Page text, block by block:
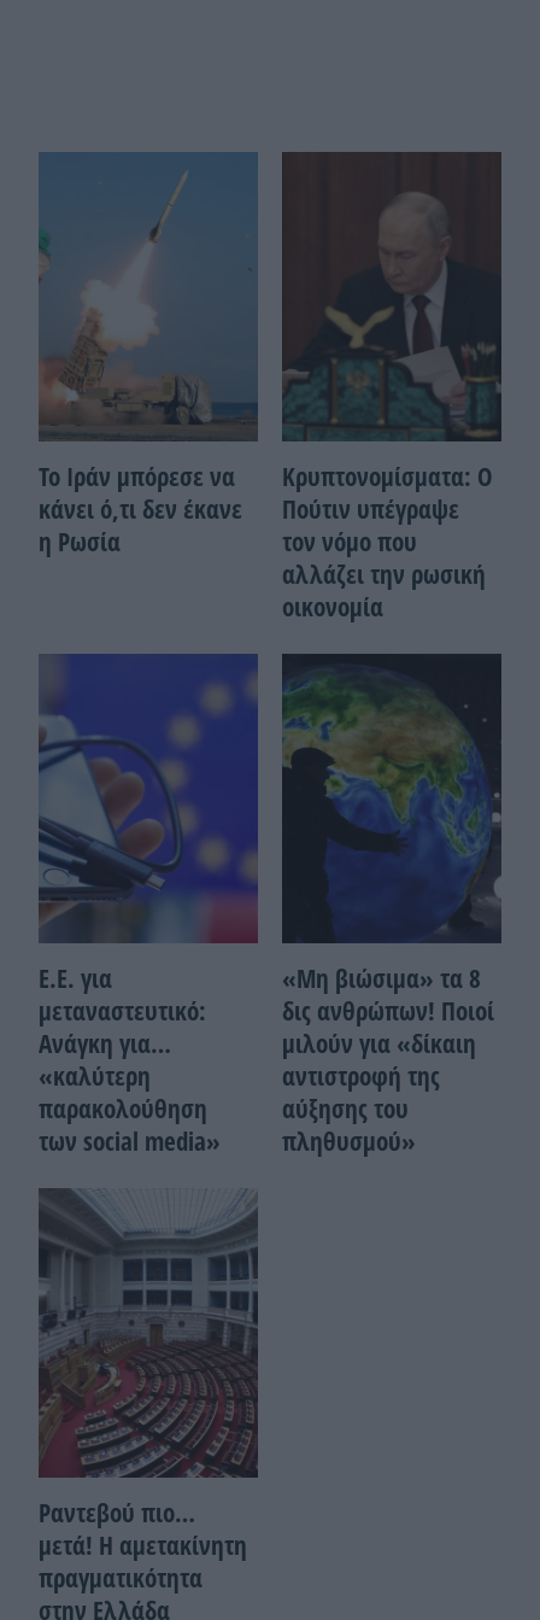
Το Ιράν μπόρεσε να
κάνει ό,τι δεν έκανε
η Ρωσία
Κρυπτονομίσματα: Ο
Πούτιν υπέγραψε
τον νόμο που
αλλάζει την ρωσική
οικονομία
Ε.Ε. για
μεταναστευτικό:
Ανάγκη για…
«καλύτερη
παρακολούθηση
των social media»
«Μη βιώσιμα» τα 8
δις ανθρώπων! Ποιοί
μιλούν για «δίκαιη
αντιστροφή της
αύξησης του
πληθυσμού»
Ραντεβού πιο…
μετά! Η αμετακίνητη
πραγματικότητα
στην Ελλάδα